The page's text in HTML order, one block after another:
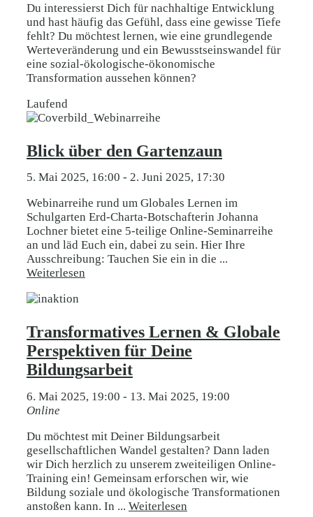
Du interessierst Dich für nachhaltige Entwicklung
und hast häufig das Gefühl, dass eine gewisse Tiefe
fehlt? Du möchtest lernen, wie eine grundlegende
Werteveränderung und ein Bewusstseinswandel für
eine sozial-ökologische-ökonomische
Transformation aussehen können?
Laufend
Blick über den Gartenzaun
5. Mai 2025, 16:00 - 2. Juni 2025, 17:30
Webinarreihe rund um Globales Lernen im
Schulgarten Erd-Charta-Botschafterin Johanna
Lochner bietet eine 5-teilige Online-Seminarreihe
an und läd Euch ein, dabei zu sein. Hier Ihre
Ausschreibung: Tauchen Sie ein in die ...
Weiterlesen
Transformatives Lernen & Globale
Perspektiven für Deine
Bildungsarbeit
6. Mai 2025, 19:00 - 13. Mai 2025, 19:00
Online
Du möchtest mit Deiner Bildungsarbeit
gesellschaftlichen Wandel gestalten? Dann laden
wir Dich herzlich zu unserem zweiteiligen Online-
Training ein! Gemeinsam erforschen wir, wie
Bildung soziale und ökologische Transformationen
anstoßen kann. In ... Weiterlesen